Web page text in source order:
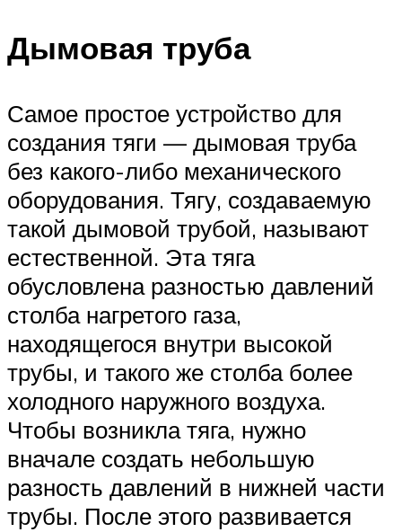
Дымовая труба
Самое простое устройство для
создания тяги — дымовая труба
без какого-либо механического
оборудования. Тягу, создаваемую
такой дымовой трубой, называют
естественной. Эта тяга
обусловлена разностью давлений
столба нагретого газа,
находящегося внутри высокой
трубы, и такого же столба более
холодного наружного воздуха.
Чтобы возникла тяга, нужно
вначале создать небольшую
разность давлений в нижней части
трубы. После этого развивается